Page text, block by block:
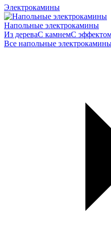
Электрокамины
Напольные электрокамины
Из дереваС камнемС
Все напольные